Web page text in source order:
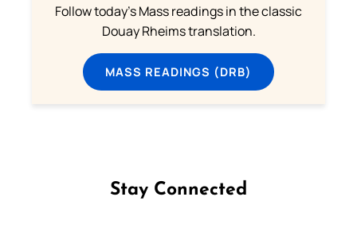
Follow today's Mass readings in the classic
Douay Rheims translation.
MASS READINGS (DRB)
Stay Connected